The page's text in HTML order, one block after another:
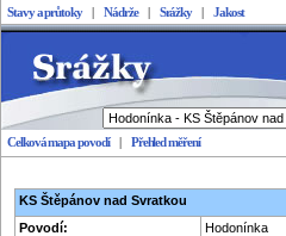
Stavy a průtoky Nádrže Srážky Jakost
Celková mapa povodí Přehled měření
KS Štěpánov nad Svratkou
Povodí:
Hodonínka